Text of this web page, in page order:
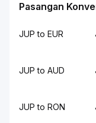
Pasangan
JUP to EUR
JUP to AUD
JUP to RON